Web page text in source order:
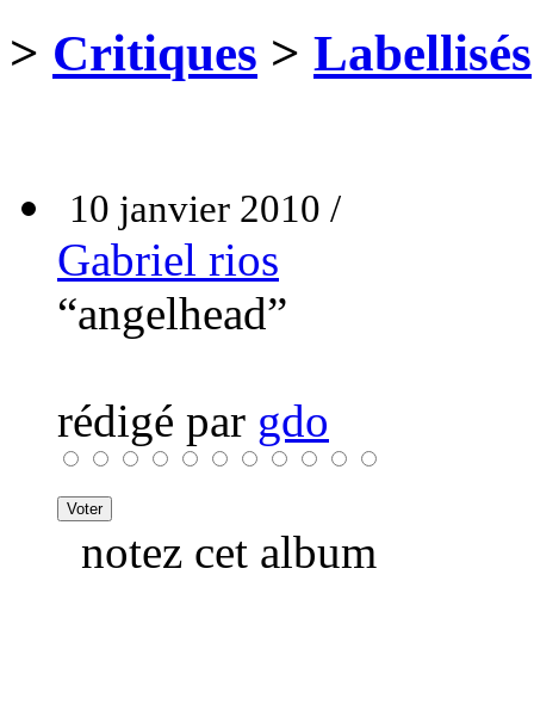
> Critiques > Labellisés
10 janvier 2010 /
Gabriel rios
“angelhead”
rédigé par gdo
notez cet album